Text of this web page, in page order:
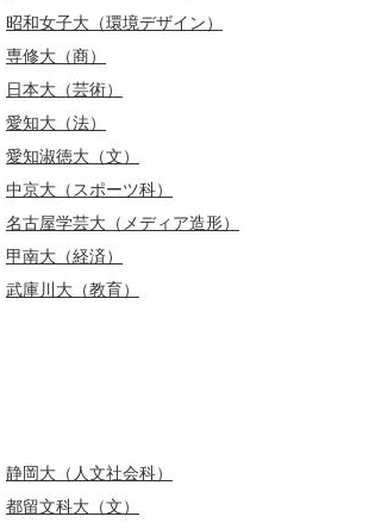
昭和女子大（環境デザイン）
専修大（商）
日本大（芸術）
愛知大（法）
愛知淑徳大（文）
中京大（スポーツ科）
名古屋学芸大（メディア造形）
甲南大（経済）
武庫川大（教育）
静岡大（人文社会科）
都留文科大（文）